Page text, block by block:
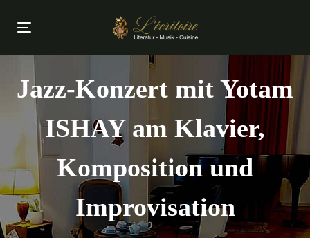
überspringen
primären
springen
Inhalt
springen
Toggle
Jazz-Konzert mit Yotam
ISHAY am Klavier,
Komposition und
Improvisation